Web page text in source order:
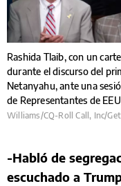
Rashida Tlaib, con un
durante el discurso del
Netanyahu, ante una
de Representantes de
Williams/CQ-Roll Call, Inc/
-Habló de
escuchado a